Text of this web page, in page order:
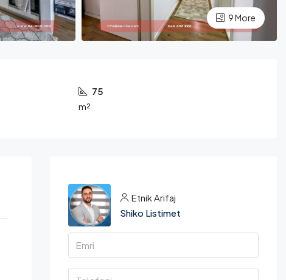
9 More
75
m²
Etnik Arifaj
Shiko Listimet